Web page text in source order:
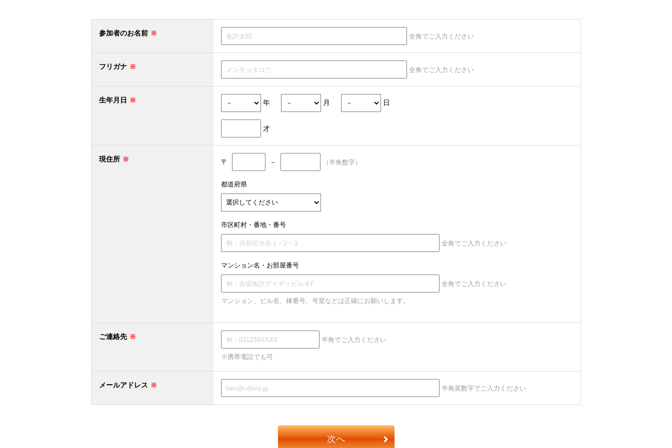
参加者のお名前 全角でご入力ください
フリガナ 全角でご入力ください
生年月日 年 月 日
才
現住所 〒 － （半角数字）
都道府県
市区町村・番地・番号
全角でご入力ください
マンション名・お部屋番号
全角でご入力ください
マンション、ビル名、棟番号、号室などは正確にお願いします。
ご連絡先 半角でご入力ください
※携帯電話でも可
メールアドレス 半角英数字でご入力ください
次へ